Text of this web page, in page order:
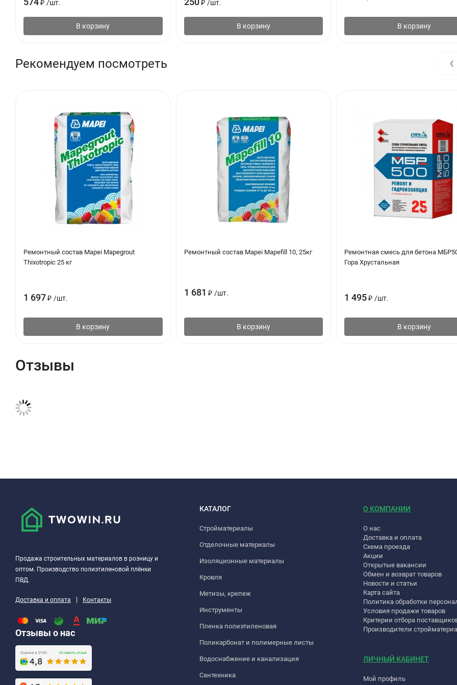
Температура нанесения, °С: от +10 до +30
Упаковка: Пластиковое ведро
Хранение: 18 месяцев со дня изготовления при условии хранения в заводской упаковке в сухом помещении.
₽ /шт.
В корзину
₽ /шт.
В корзину В корзину
Рекомендуем посмотреть
Ремонтный состав Mapei Mapegrout
Thixotropic 25 кг
1 697₽ /шт.
В корзину
Ремонтный состав Mapei Mapefill 10, 25кг
1 681 ₽ /шт.
В корзину
Ремонтная смесь для бетона
Гора Хрустальная
1 495 ₽ /шт.
В корзину
‹
Отзывы
Продажа строительных материалов в розницу и
оптом. Производство полиэтиленовой плёнки
ПВД.
Доставка и оплата | Контакты
Отзывы о нас
КАТАЛОГ
Стройматериалы
Отделочные материалы
Изоляционные материалы
Кровля
Метизы, крепеж
Инструменты
Пленка полиэтиленовая
Поликарбонат и полимерные листы
Водоснабжение и канализация
Сантехника
О КОМПАНИИ
О нас
Доставка и оплата
Схема проезда
Акции
Открытые вакансии
Обмен и возврат товаров
Новости и статьи
Карта сайта
Политика обработки
Условия продажи товаров
Критерии отбора
Производители
ЛИЧНЫЙ КАБИНЕТ
Мой профиль